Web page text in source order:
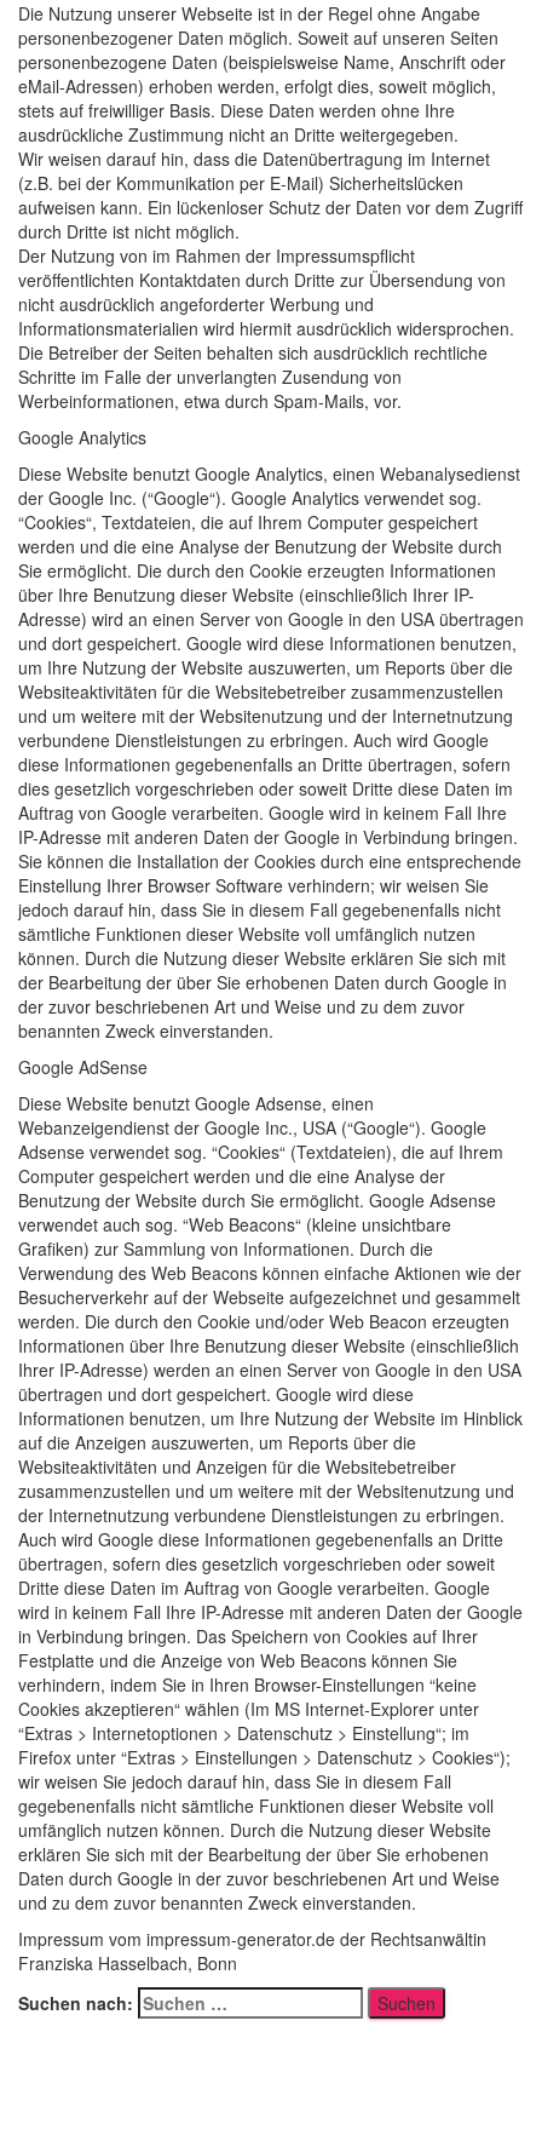
Die Nutzung unserer Webseite ist in der Regel ohne Angabe
personenbezogener Daten möglich. Soweit auf unseren Seiten
personenbezogene Daten (beispielsweise Name, Anschrift oder
eMail-Adressen) erhoben werden, erfolgt dies, soweit möglich,
stets auf freiwilliger Basis. Diese Daten werden ohne Ihre
ausdrückliche Zustimmung nicht an Dritte weitergegeben.
Wir weisen darauf hin, dass die Datenübertragung im Internet
(z.B. bei der Kommunikation per E-Mail) Sicherheitslücken
aufweisen kann. Ein lückenloser Schutz der Daten vor dem Zugriff
durch Dritte ist nicht möglich.
Der Nutzung von im Rahmen der Impressumspflicht
veröffentlichten Kontaktdaten durch Dritte zur Übersendung von
nicht ausdrücklich angeforderter Werbung und
Informationsmaterialien wird hiermit ausdrücklich widersprochen.
Die Betreiber der Seiten behalten sich ausdrücklich rechtliche
Schritte im Falle der unverlangten Zusendung von
Werbeinformationen, etwa durch Spam-Mails, vor.
Google Analytics
Diese Website benutzt Google Analytics, einen Webanalysedienst
der Google Inc. (“Google“). Google Analytics verwendet sog.
“Cookies“, Textdateien, die auf Ihrem Computer gespeichert
werden und die eine Analyse der Benutzung der Website durch
Sie ermöglicht. Die durch den Cookie erzeugten Informationen
über Ihre Benutzung dieser Website (einschließlich Ihrer IP-
Adresse) wird an einen Server von Google in den USA übertragen
und dort gespeichert. Google wird diese Informationen benutzen,
um Ihre Nutzung der Website auszuwerten, um Reports über die
Websiteaktivitäten für die Websitebetreiber zusammenzustellen
und um weitere mit der Websitenutzung und der Internetnutzung
verbundene Dienstleistungen zu erbringen. Auch wird Google
diese Informationen gegebenenfalls an Dritte übertragen, sofern
dies gesetzlich vorgeschrieben oder soweit Dritte diese Daten im
Auftrag von Google verarbeiten. Google wird in keinem Fall Ihre
IP-Adresse mit anderen Daten der Google in Verbindung bringen.
Sie können die Installation der Cookies durch eine entsprechende
Einstellung Ihrer Browser Software verhindern; wir weisen Sie
jedoch darauf hin, dass Sie in diesem Fall gegebenenfalls nicht
sämtliche Funktionen dieser Website voll umfänglich nutzen
können. Durch die Nutzung dieser Website erklären Sie sich mit
der Bearbeitung der über Sie erhobenen Daten durch Google in
der zuvor beschriebenen Art und Weise und zu dem zuvor
benannten Zweck einverstanden.
Google AdSense
Diese Website benutzt Google Adsense, einen
Webanzeigendienst der Google Inc., USA (“Google“). Google
Adsense verwendet sog. “Cookies“ (Textdateien), die auf Ihrem
Computer gespeichert werden und die eine Analyse der
Benutzung der Website durch Sie ermöglicht. Google Adsense
verwendet auch sog. “Web Beacons“ (kleine unsichtbare
Grafiken) zur Sammlung von Informationen. Durch die
Verwendung des Web Beacons können einfache Aktionen wie der
Besucherverkehr auf der Webseite aufgezeichnet und gesammelt
werden. Die durch den Cookie und/oder Web Beacon erzeugten
Informationen über Ihre Benutzung dieser Website (einschließlich
Ihrer IP-Adresse) werden an einen Server von Google in den USA
übertragen und dort gespeichert. Google wird diese
Informationen benutzen, um Ihre Nutzung der Website im Hinblick
auf die Anzeigen auszuwerten, um Reports über die
Websiteaktivitäten und Anzeigen für die Websitebetreiber
zusammenzustellen und um weitere mit der Websitenutzung und
der Internetnutzung verbundene Dienstleistungen zu erbringen.
Auch wird Google diese Informationen gegebenenfalls an Dritte
übertragen, sofern dies gesetzlich vorgeschrieben oder soweit
Dritte diese Daten im Auftrag von Google verarbeiten. Google
wird in keinem Fall Ihre IP-Adresse mit anderen Daten der Google
in Verbindung bringen. Das Speichern von Cookies auf Ihrer
Festplatte und die Anzeige von Web Beacons können Sie
verhindern, indem Sie in Ihren Browser-Einstellungen “keine
Cookies akzeptieren“ wählen (Im MS Internet-Explorer unter
“Extras > Internetoptionen > Datenschutz > Einstellung“; im
Firefox unter “Extras > Einstellungen > Datenschutz > Cookies“);
wir weisen Sie jedoch darauf hin, dass Sie in diesem Fall
gegebenenfalls nicht sämtliche Funktionen dieser Website voll
umfänglich nutzen können. Durch die Nutzung dieser Website
erklären Sie sich mit der Bearbeitung der über Sie erhobenen
Daten durch Google in der zuvor beschriebenen Art und Weise
und zu dem zuvor benannten Zweck einverstanden.
Impressum vom impressum-generator.de der Rechtsanwältin
Franziska Hasselbach, Bonn
Suchen nach: